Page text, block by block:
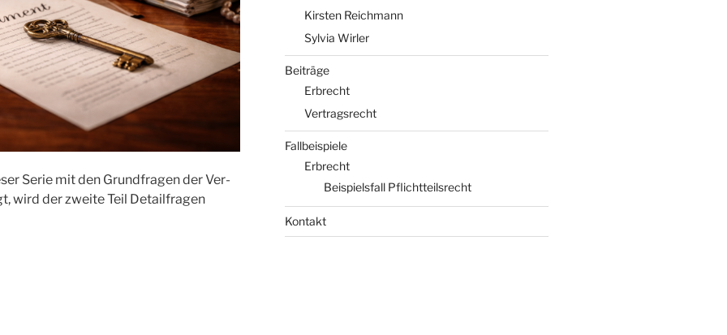
Serie mit den Grund­fra­gen der Ver­
wird der zwei­te Teil Detail­fra­gen
Kirsten Reichmann
Sylvia Wirler
Beiträge
Erbrecht
Vertragsrecht
Fallbeispiele
Erbrecht
Beispielsfall Pflichtteilsrecht
Kontakt